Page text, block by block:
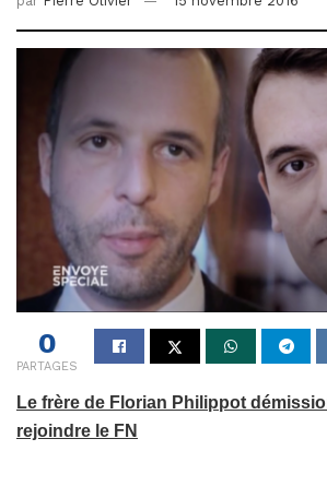
0
PARTAGES
Le frère de Florian Philippot
rejoindre le FN